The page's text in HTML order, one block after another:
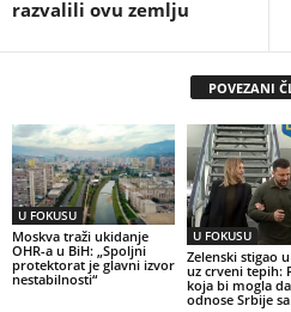
razvalili ovu zemlju
POVEZANI
U FOKUSU
Moskva traži ukidanje
OHR-a u BiH: „Spoljni
protektorat je glavni izvor
nestabilnosti“
U FOKUSU
Zelenski stigao
uz crveni tepih:
koja bi mogla
odnose Srbije